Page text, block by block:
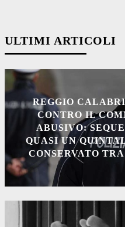
ULTIMI ARTICOLI
REGGIO
CONTRO IL
ABUSIVO:
QUASI UN
CONSERVATO